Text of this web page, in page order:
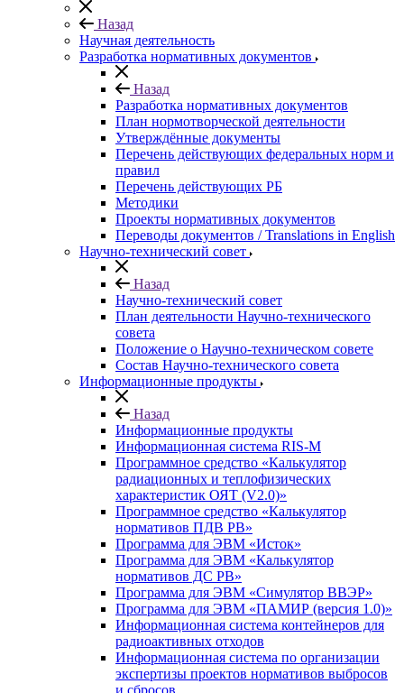
Назад
Научная деятельность
Разработка нормативных документов
Назад
Разработка нормативных документов
План нормотворческой деятельности
Утверждённые документы
Перечень действующих федеральных норм и
правил
Перечень действующих РБ
Методики
Проекты нормативных документов
Переводы документов / Translations in English
Научно-технический совет
Назад
Научно-технический совет
План деятельности Научно-технического
совета
Положение о Научно-техническом совете
Состав Научно-технического совета
Информационные продукты
Назад
Информационные продукты
Информационная система RIS-M
Программное средство «Калькулятор
радиационных и теплофизических
характеристик ОЯТ (V2.0)»
Программное средство «Калькулятор
нормативов ПДВ РВ»
Программа для ЭВМ «Исток»
Программа для ЭВМ «Калькулятор
нормативов ДС РВ»
Программа для ЭВМ «Симулятор ВВЭР»
Программа для ЭВМ «ПАМИР (версия 1.0)»
Информационная система контейнеров для
радиоактивных отходов
Информационная система по организации
экспертизы проектов нормативов выбросов
и сбросов